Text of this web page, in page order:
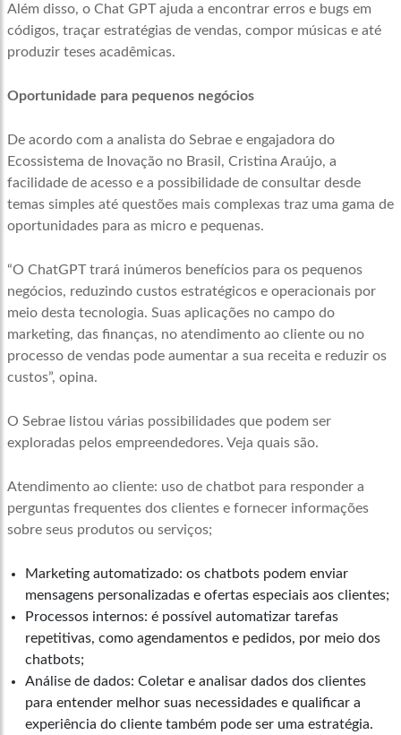
Além disso, o Chat GPT ajuda a encontrar erros e bugs em
códigos, traçar estratégias de vendas, compor músicas e até
produzir teses acadêmicas.
Oportunidade para pequenos negócios
De acordo com a analista do Sebrae e engajadora do
Ecossistema de Inovação no Brasil, Cristina Araújo, a
facilidade de acesso e a possibilidade de consultar desde
temas simples até questões mais complexas traz uma gama de
oportunidades para as micro e pequenas.
“O ChatGPT trará inúmeros benefícios para os pequenos
negócios, reduzindo custos estratégicos e operacionais por
meio desta tecnologia. Suas aplicações no campo do
marketing, das finanças, no atendimento ao cliente ou no
processo de vendas pode aumentar a sua receita e reduzir os
custos”, opina.
O Sebrae listou várias possibilidades que podem ser
exploradas pelos empreendedores. Veja quais são.
Atendimento ao cliente: uso de chatbot para responder a
perguntas frequentes dos clientes e fornecer informações
sobre seus produtos ou serviços;
Marketing automatizado: os chatbots podem enviar
mensagens personalizadas e ofertas especiais aos clientes;
Processos internos: é possível automatizar tarefas
repetitivas, como agendamentos e pedidos, por meio dos
chatbots;
Análise de dados: Coletar e analisar dados dos clientes
para entender melhor suas necessidades e qualificar a
experiência do cliente também pode ser uma estratégia.